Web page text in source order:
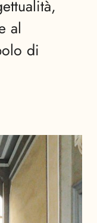
al
di